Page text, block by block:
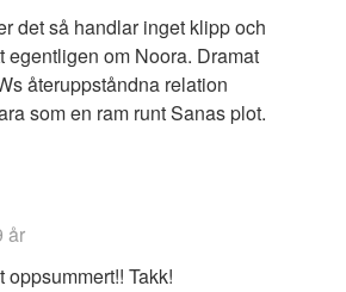
det så handlar inget klipp och
egentligen om Noora. Dramat
återuppståndna relation
som en ram runt Sanas plot.
år
Takk!